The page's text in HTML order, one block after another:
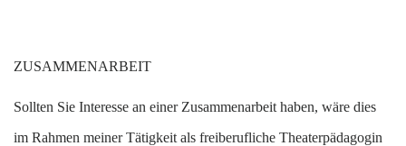
ZUSAMMENARBEIT
Sollten Sie Interesse an einer Zusammenarbeit haben, wäre dies
im Rahmen meiner Tätigkeit als freiberufliche Theaterpädagogin